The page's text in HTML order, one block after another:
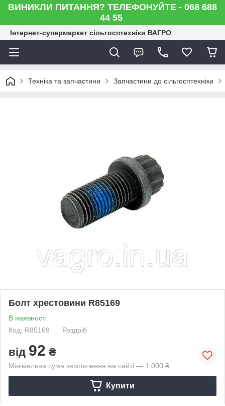
ВИНИКЛИ ПИТАННЯ? ТЕЛЕФОНУЙТЕ - 068 688
44 55
Інтернет-супермаркет сільгосптехніки ВАГРО
Техніка та запчастини Запчастини до сільгосптехніки
Болт хрестовини R85169
В наявності
Код: R85169
Роздріб
від 92 ₴
Мінімальна сума замовлення на сайті — 1 000 ₴
Купити